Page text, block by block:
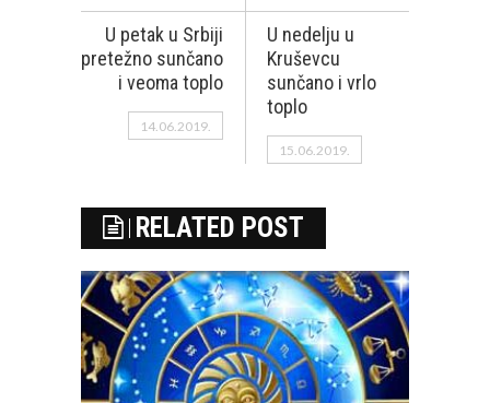
U petak u Srbiji
pretežno sunčano
i veoma toplo
14.06.2019.
U nedelju u
Kruševcu
sunčano i vrlo
toplo
15.06.2019.
RELATED POST